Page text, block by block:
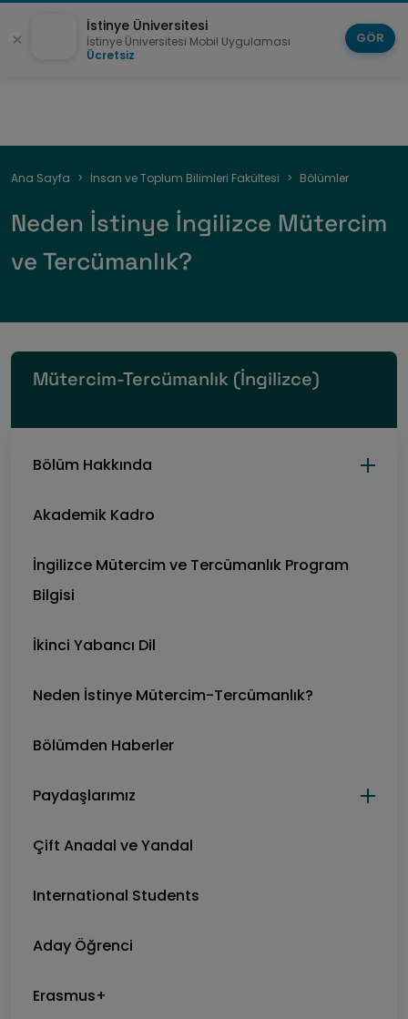
Sayfa
Ana Sayfa İnsan ve Toplum Bilimleri Fakültesi Bölümler
Neden İstinye İngilizce Mütercim
ve Tercümanlık?
Mütercim-Tercümanlık (İngilizce)
Bölüm Hakkında
Akademik Kadro
İngilizce Mütercim ve Tercümanlık Program
Bilgisi
İkinci Yabancı Dil
Neden İstinye Mütercim-Tercümanlık?
Bölümden Haberler
Paydaşlarımız
Çift Anadal ve Yandal
International Students
Aday Öğrenci
Erasmus+
İstinye Üniversitesi
İstinye Üniversitesi Mobil Uygulaması
Ücretsiz
GÖR